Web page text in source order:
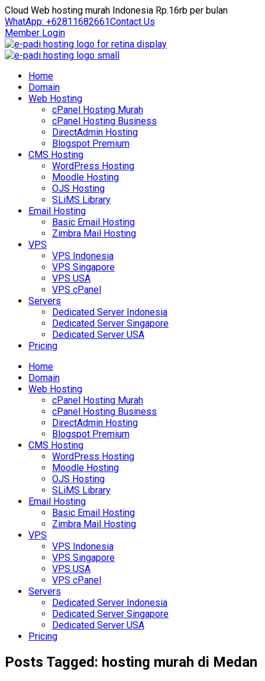
Cloud Web hosting murah Indonesia Rp.16rb per bulan
WhatApp: +62811682661Contact Us
Member Login
Home
Domain
Web Hosting
cPanel Hosting Murah
cPanel Hosting Business
DirectAdmin Hosting
Blogspot Premium
CMS Hosting
WordPress Hosting
Moodle Hosting
OJS Hosting
SLiMS Library
Email Hosting
Basic Email Hosting
Zimbra Mail Hosting
VPS
VPS Indonesia
VPS Singapore
VPS USA
VPS cPanel
Servers
Dedicated Server Indonesia
Dedicated Server Singapore
Dedicated Server USA
Pricing
Home
Domain
Web Hosting
cPanel Hosting Murah
cPanel Hosting Business
DirectAdmin Hosting
Blogspot Premium
CMS Hosting
WordPress Hosting
Moodle Hosting
OJS Hosting
SLiMS Library
Email Hosting
Basic Email Hosting
Zimbra Mail Hosting
VPS
VPS Indonesia
VPS Singapore
VPS USA
VPS cPanel
Servers
Dedicated Server Indonesia
Dedicated Server Singapore
Dedicated Server USA
Pricing
Posts Tagged: hosting murah di Medan